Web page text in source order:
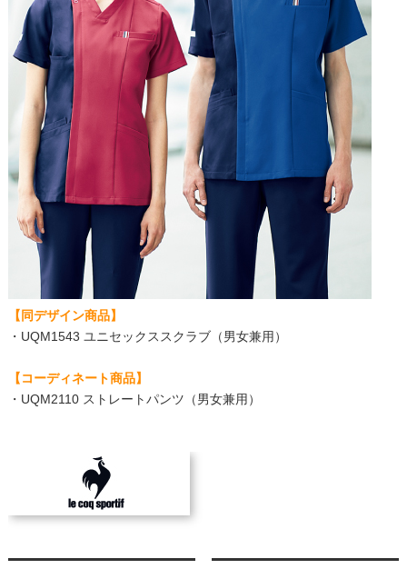
【同デザイン商品】
・UQM1543 ユニセックススクラブ（男女兼用）
【コーディネート商品】
・UQM2110 ストレートパンツ（男女兼用）